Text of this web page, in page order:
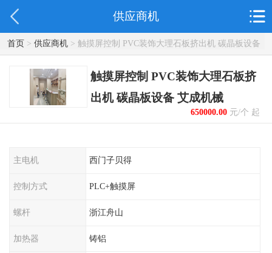
供应商机
首页> 供应商机> 触摸屏控制 PVC装饰大理石板挤出机 碳晶板设备
艾成机械
触摸屏控制 PVC装饰大理石板挤
出机 碳晶板设备 艾成机械
650000.00元/个 起
主电机 西门子贝得
控制方式 PLC+触摸屏
螺杆 浙江舟山
加热器 铸铝